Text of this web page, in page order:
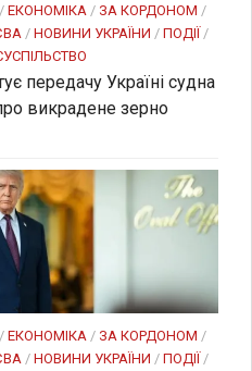
/ ЕКОНОМІКА / ЗА КОРДОНОМ /
/ НОВИНИ УКРАЇНИ / ПОДІЇ/
передачу Україні судна
викрадене зерно
/ ЕКОНОМІКА / ЗА КОРДОНОМ /
/ НОВИНИ УКРАЇНИ / ПОДІЇ/